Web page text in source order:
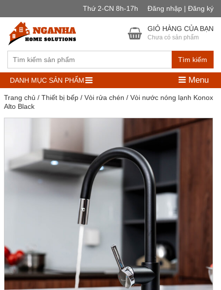
Thứ 2-CN 8h-17h Đăng nhập | Đăng ký
Tìm kiếm
GIỎ HÀNG CỦA BẠN
Chưa có sản phẩm
DANH MỤC SẢN PHẨM Menu
Trang chủ / Thiết bị bếp/ Vòi rửa chén / Vòi nước nóng lạnh Konox
Alto Black